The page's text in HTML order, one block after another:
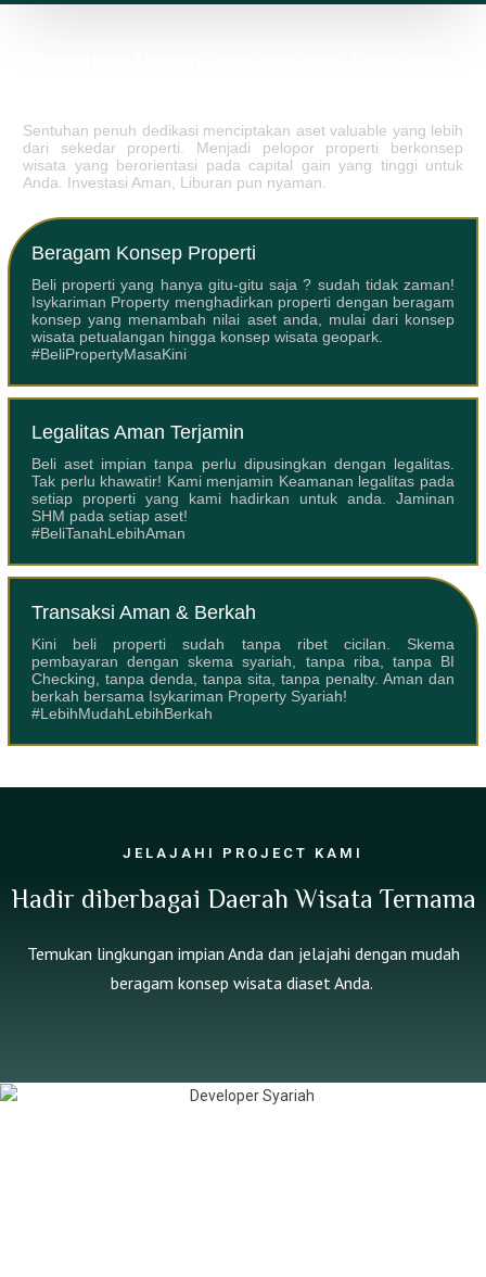
Sentuhan penuh dedikasi menciptakan aset valuable yang lebih
dari sekedar properti. Menjadi pelopor properti berkonsep
wisata yang berorientasi pada capital gain yang tinggi untuk
Anda. Investasi Aman, Liburan pun nyaman.
Beragam Konsep Properti
Beli properti yang hanya gitu-gitu saja ? sudah tidak zaman!
Isykariman Property menghadirkan properti dengan beragam
konsep yang menambah nilai aset anda, mulai dari konsep
wisata petualangan hingga konsep wisata geopark.
#BeliPropertyMasaKini
Legalitas Aman Terjamin
Beli aset impian tanpa perlu dipusingkan dengan legalitas.
Tak perlu khawatir! Kami menjamin Keamanan legalitas pada
setiap properti yang kami hadirkan untuk anda. Jaminan
SHM pada setiap aset!
#BeliTanahLebihAman
Transaksi Aman & Berkah
Kini beli properti sudah tanpa ribet cicilan. Skema
pembayaran dengan skema syariah, tanpa riba, tanpa BI
Checking, tanpa denda, tanpa sita, tanpa penalty. Aman dan
berkah bersama Isykariman Property Syariah!
#LebihMudahLebihBerkah
JELAJAHI PROJECT KAMI
Hadir diberbagai Daerah Wisata Ternama
Temukan lingkungan impian Anda dan jelajahi dengan mudah
beragam konsep wisata diaset Anda.